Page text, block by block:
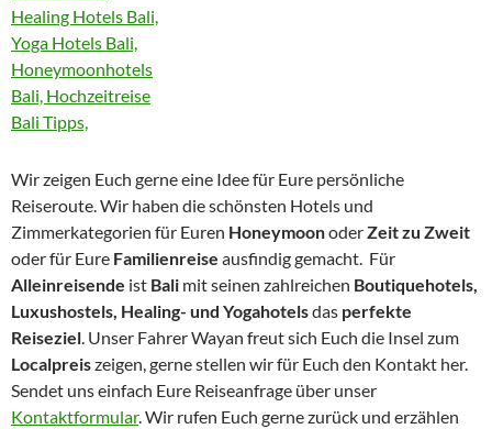
Wir zeigen Euch gerne eine Idee für Eure persönliche
Reiseroute. Wir haben die schönsten Hotels und
Zimmerkategorien für Euren HoneymoonoderZeit zu Zweit
oder für Eure Familienreise ausfindig gemacht. Für
Alleinreisende ist Bali mit seinen zahlreichen Boutiquehotels,
Luxushostels, Healing- und Yogahotelsdas perfekte
Reiseziel. Unser Fahrer Wayan freut sich Euch die Insel zum
Localpreiszeigen, gerne stellen wir für Euch den Kontakt her.
Sendet uns einfach Eure Reiseanfrage über unser
Kontaktformular. Wir rufen Euch gerne zurück und erzählen